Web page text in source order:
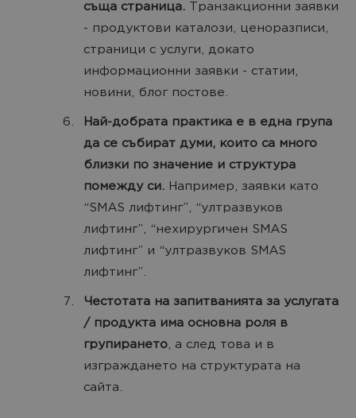
съща страница. Транзакционни заявки
- продуктови каталози, ценоразписи,
страници с услуги, докато
информационни заявки - статии,
новини, блог постове.
Най-добрата практика е в една група
да се събират думи, които са много
близки по значение и структура
помежду си. Например, заявки като
“SMAS лифтинг”, “ултразвуков
лифтинг”, “нехирургичен SMAS
лифтинг” и “ултразвуков SMAS
лифтинг”.
Честотата на запитванията за услугата
/ продукта има основна роля в
групирането, а след това и в
изграждането на структурата на
сайта.